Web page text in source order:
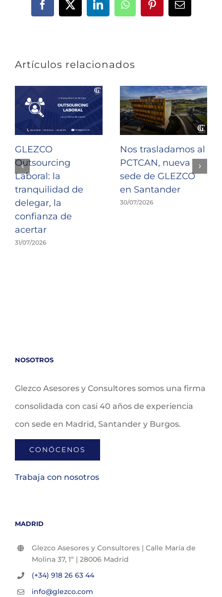
Facebook
X LinkedInWhatsAppPinterestCorreo
Artículos relacionados
GLEZCO
Outsourcing
Laboral: la
tranquilidad de
delegar, la
confianza de
acertar
31/07/2026
Nos trasladamos al
PCTCAN, nueva
sede de GLEZCO
en Santander
30/07/2026
NOSOTROS
Glezco Asesores y Consultores somos una firma
consolidada con casi 40 años de experiencia
con sede en Madrid, Santander y Burgos.
CONÓCENOS
Trabaja con nosotros
MADRID
Glezco Asesores y Consultores | Calle María de
Molina 37, 1º | 28006 Madrid
(+34) 918 26 63 44
info@glezco.com